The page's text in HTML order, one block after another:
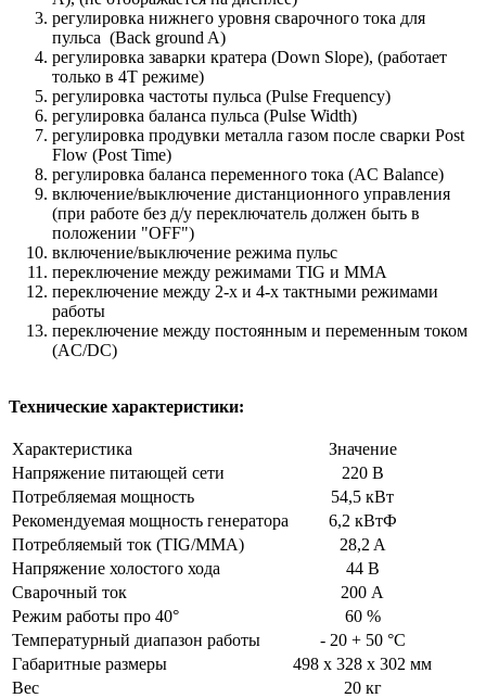
регулировка нижнего уровня сварочного тока для
пульса (Back ground A)
регулировка заварки кратера (Down Slope), (работает
только в 4Т режиме)
регулировка частоты пульса (Pulse Frequency)
регулировка баланса пульса (Pulse Width)
регулировка продувки металла газом после сварки Post
Flow (Post Time)
регулировка баланса переменного тока (AC Balance)
включение/выключение дистанционного управления
(при работе без д/у переключатель должен быть в
положении "OFF")
включение/выключение режима пульс
переключение между режимами TIG и MMA
переключение между 2-х и 4-х тактными режимами
работы
переключение между постоянным и переменным током
(AC/DC)
Технические характеристики:
Характеристика
Значение
Напряжение питающей сети
220 В
Потребляемая мощность
54,5 кВт
Рекомендуемая мощность генератора
6,2 кВтФ
Потребляемый ток (TIG/MMA)
28,2 A
Напряжение холостого хода
44 В
Сварочный ток
200 А
Режим работы про 40°
60 %
Температурный диапазон работы
- 20 + 50 °C
Габаритные размеры
498 x 328 x 302 мм
Вес
20 кг